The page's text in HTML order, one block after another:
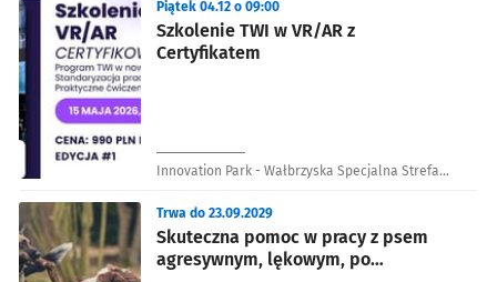
Szkolenie TWI w VR/AR z
Certyfikatem
Piątek 04.12 o 09:00
Innovation Park - Wałbrzyska Specjalna Strefa
Skuteczna pomoc w pracy z psem
agresywnym, lękowym, po
Trwa do 23.09.2029